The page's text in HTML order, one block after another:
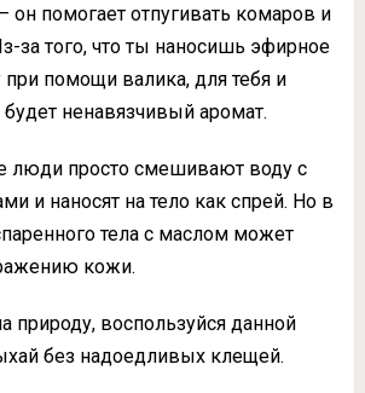
он помогает отпугивать комаров и
за того, что ты наносишь эфирное
помощи валика, для тебя и
ненавязчивый аромат.
люди просто смешивают воду с
и наносят на тело как спрей. Но в
тела с маслом может
кожи.
природу, воспользуйся данной
без надоедливых клещей.